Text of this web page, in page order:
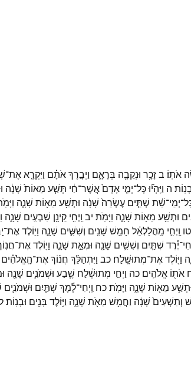
אֹתֽוֹ׃ בזָכָ֥ר וּנְקֵבָ֖ה בְּרָאָ֑ם וַיְבָ֣רֶךְאֹתָ֗ם וַיִּקְרָ֤אאֶת־
ה וַיִּֽהְי֞וּכָּל־יְמֵ֤י אָדָם֙אֲשֶׁר־חַ֔י תְּשַׁ֤ע מֵאוֹת֙ שָׁנָ֔ה
יְמֵי־שֵׁ֔ת שְׁתֵּ֤ים עֶשְׂרֵה֙ שָׁנָ֔ה וּתְשַׁ֥ע מֵא֖וֹת שָׁנָ֑ה
וּתְשַׁ֥ע מֵא֖וֹת שָׁנָ֑ה וַיָּמֹֽת׃ יב וַֽיְחִ֥י קֵינָ֖ן שִׁבְעִ֣ים שָׁנָ֑ה
טו וַֽיְחִ֣י מַֽהֲלַלְאֵ֔ל חָמֵ֥שׁ שָׁנִ֖ים וְשִׁשִּׁ֣ים שָׁנָ֑ה וַיּ֖וֹלֶדאֶת־
יֶ֕רֶד שְׁתַּ֧יִם וְשִׁשִּׁ֛ים שָׁנָ֖ה וּמְאַ֣ת שָׁנָ֑ה וַיּ֖וֹלֶדאֶת־
וַיּ֖וֹלֶדאֶת־מְתוּשָֽׁלַח׃ כב וַיִּתְהַלֵּ֨ךְ חֲנ֜וֹךְאֶת־הָֽאֱלֹהִ֗ים
אֹת֖וֹ אֱלֹהִֽים׃ כה וַיְחִ֣י מְתוּשֶׁ֔לַח שֶׁ֧בַע וּשְׁמֹנִ֛ים שָׁנָ֖ה
מֵא֖וֹת שָׁנָ֑ה וַיָּמֹֽת׃כח וַֽיְחִי־לֶ֕מֶךְ שְׁתַּ֧יִם וּשְׁמֹנִ֛ים
וְתִשְׁעִים֙ שָׁנָ֔ה וַחֲמֵ֥שׁ מֵאֹ֖ת שָׁנָ֑ה וַיּ֥וֹלֶד בָּנִ֖ים וּבָנֽוֹת׃